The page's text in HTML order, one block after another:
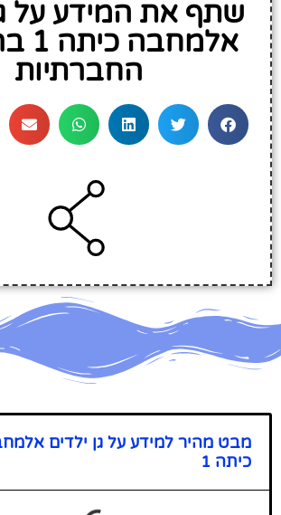
שתף את המידע על
החברתיות
מבט מהיר למידע על גן ילדים
כיתה 1